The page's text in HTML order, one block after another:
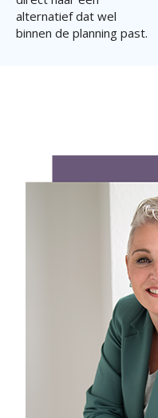
alternatief dat wel
binnen de planning past.